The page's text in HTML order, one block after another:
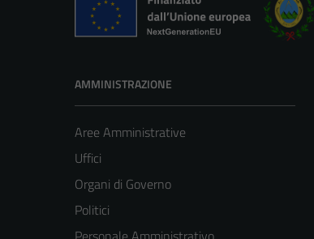
AMMINISTRAZIONE
Aree Amministrative
Uffici
Organi di Governo
Politici